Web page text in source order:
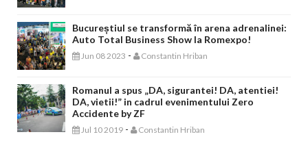
Bucureștiul se transformă în arena adrenalinei:
Auto Total Business Show la Romexpo!
Jun 08 2023 - Constantin Hriban
Romanul a spus „DA, sigurantei! DA, atentiei!
DA, vietii!” in cadrul evenimentului Zero
Accidente by ZF
Jul 10 2019 - Constantin Hriban